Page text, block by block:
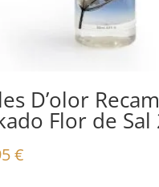
D’olor
Flor de Sal
€